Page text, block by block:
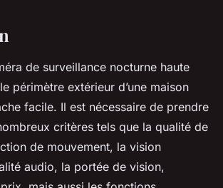
de surveillance nocturne haute
périmètre extérieur d’une maison
facile. Il est nécessaire de prendre
critères tels que la qualité de
de mouvement, la vision
audio, la portée de vision,